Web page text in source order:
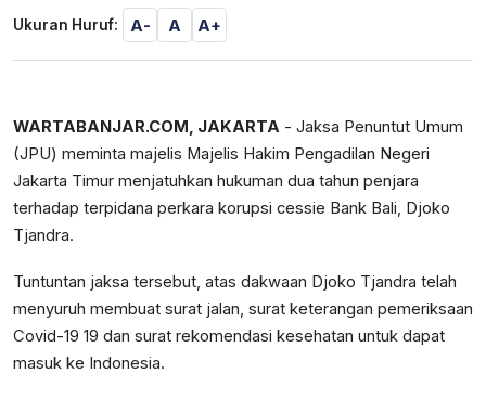
Ukuran Huruf: A- A A+
WARTABANJAR.COM, JAKARTA - Jaksa Penuntut Umum
(JPU) meminta majelis Majelis Hakim Pengadilan Negeri
Jakarta Timur menjatuhkan hukuman dua tahun penjara
terhadap terpidana perkara korupsi cessie Bank Bali, Djoko
Tjandra.
Tuntuntan jaksa tersebut, atas dakwaan Djoko Tjandra telah
menyuruh membuat surat jalan, surat keterangan pemeriksaan
Covid-19 19 dan surat rekomendasi kesehatan untuk dapat
masuk ke Indonesia.